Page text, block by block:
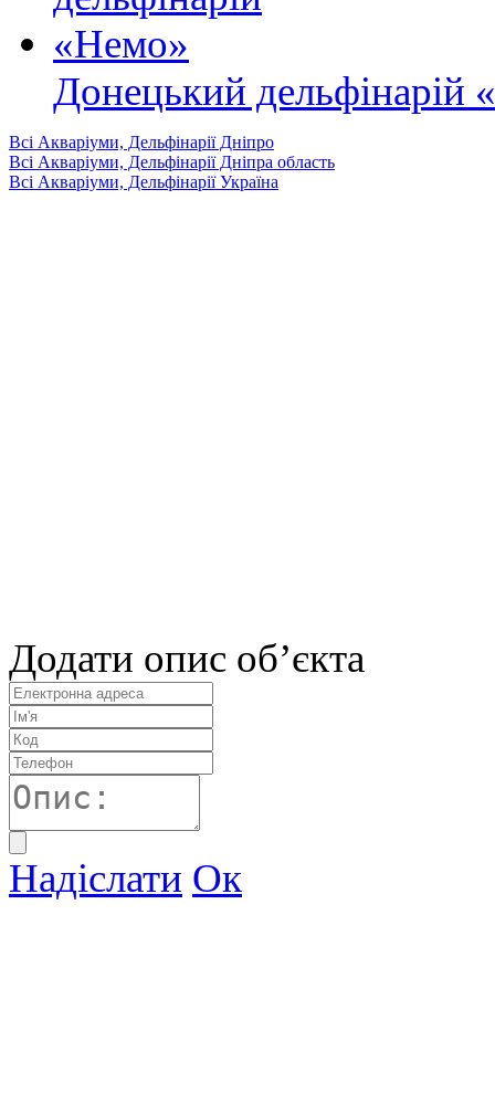
Донецький дельфінарій
Всі Акваріуми, Дельфінарії Дніпро
Всі Акваріуми, Дельфінарії Дніпра область
Всі Акваріуми, Дельфінарії Україна
Додати опис об’єкта
Надіслати Ок